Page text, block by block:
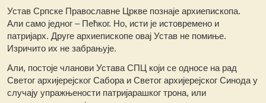
Устав Српске Православне Цркве познаје архиепископа.
Али само једног – Пећког. Но, исти је истовремено и
патријарх. Друге архиепископе овај Устав не помиње.
Изричито их не забрањује.
Али, постоје чланови Устава СПЦ који се односе на рад
Светог архијерејског Сабора и Светог архијерејског Синода у
случају упражњености патријарашког трона, или